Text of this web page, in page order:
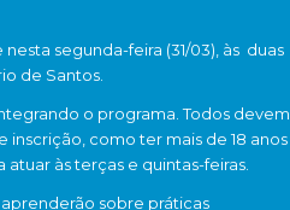
segunda-feira (31/03), às duas
de Santos.
o programa. Todos devem,
inscrição, como ter mais de 18 anos
às terças e quintas-feiras.
sobre práticas